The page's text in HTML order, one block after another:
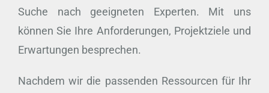
Suche nach geeigneten Experten. Mit uns
können Sie Ihre Anforderungen, Projektziele und
Erwartungen besprechen.
Nachdem wir die passenden Ressourcen für Ihr